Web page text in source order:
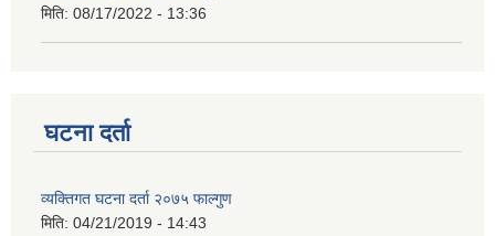
मिति: 08/17/2022 - 13:36
घटना दर्ता
व्यक्तिगत घटना दर्ता २०७५ फाल्गुण
मिति: 04/21/2019 - 14:43